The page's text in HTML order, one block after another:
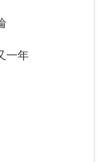
一年